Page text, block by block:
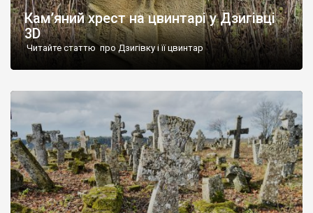
Кам’яний хрест на цвинтарі у Дзигівці
3D
Читайте статтю про Дзигівку і її цвинтар